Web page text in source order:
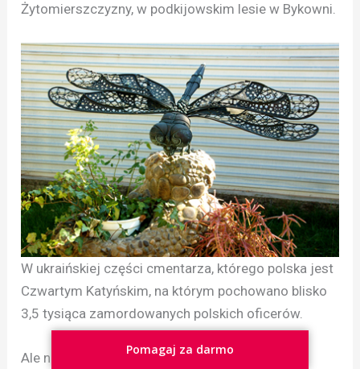
Żytomierszczyzny, w podkijowskim lesie w Bykowni.
W ukraińskiej części cmentarza, którego polska jest
Czwartym Katyńskim, na którym pochowano blisko
3,5 tysiąca zamordowanych polskich oficerów.
Ale nie używane przez Ukraińców imię dziadka
Pomagaj za darmo